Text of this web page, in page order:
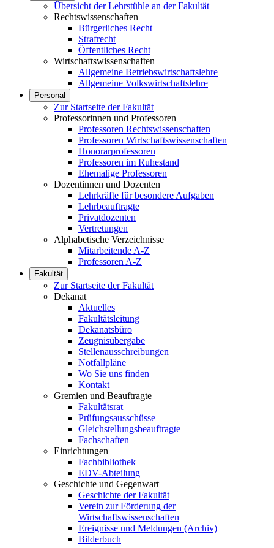
Übersicht der Lehrstühle an der Fakultät
Rechtswissenschaften
Bürgerliches Recht
Strafrecht
Öffentliches Recht
Wirtschaftswissenschaften
Allgemeine Betriebswirtschaftslehre
Allgemeine Volkswirtschaftslehre
Personal
Zur Startseite der Fakultät
Professorinnen und Professoren
Professoren Rechtswissenschaften
Professoren Wirtschaftswissenschaften
Honorarprofessoren
Professoren im Ruhestand
Ehemalige Professoren
Dozentinnen und Dozenten
Lehrkräfte für besondere Aufgaben
Lehrbeauftragte
Privatdozenten
Vertretungen
Alphabetische Verzeichnisse
Mitarbeitende A-Z
Professoren A-Z
Fakultät
Zur Startseite der Fakultät
Dekanat
Aktuelles
Fakultätsleitung
Dekanatsbüro
Zeugnisübergabe
Stellenausschreibungen
Notfallpläne
Wo Sie uns finden
Kontakt
Gremien und Beauftragte
Fakultätsrat
Prüfungsausschüsse
Gleichstellungsbeauftragte
Fachschaften
Einrichtungen
Fachbibliothek
EDV-Abteilung
Geschichte und Gegenwart
Geschichte der Fakultät
Verein zur Förderung der
Wirtschaftswissenschaften
Ereignisse und Meldungen (Archiv)
Bilderbuch